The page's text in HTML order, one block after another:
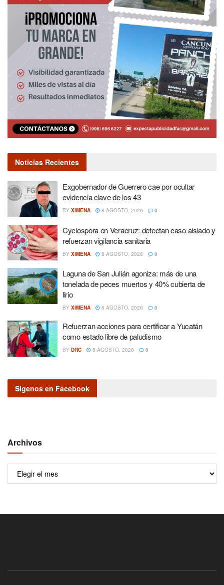
Noticias Recientes
Exgobernador de Guerrero cae por ocultar
evidencia clave de los 43
BY XIMENA 8 AGOSTO, 2026 0
Cyclospora en Veracruz: detectan caso aislado y
refuerzan vigilancia sanitaria
BY XIMENA 8 AGOSTO, 2026 0
Laguna de San Julián agoniza: más de una
tonelada de peces muertos y 40% cubierta de
lirio
BY XIMENA 8 AGOSTO, 2026 0
Refuerzan acciones para certificar a Yucatán
como estado libre de paludismo
BY DRC 8 AGOSTO, 2026 0
Sígenos en Facebook
Archivos